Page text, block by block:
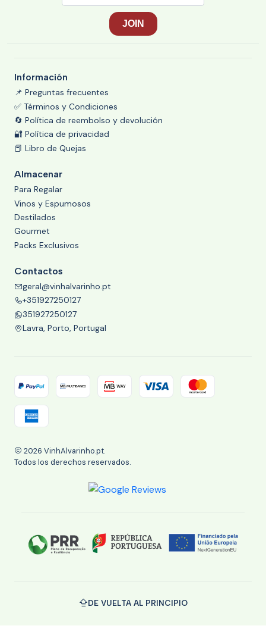
Información
📌 Preguntas frecuentes
✅ Términos y Condiciones
🔄 Política de reembolso y devolución
🔐 Política de privacidad
📕 Libro de Quejas
Almacenar
Para Regalar
Vinos y Espumosos
Destilados
Gourmet
Packs Exclusivos
Contactos
geral@vinhalvarinho.pt
+351927250127
351927250127
Lavra, Porto, Portugal
2026 VinhAlvarinho.pt.
Todos los derechos reservados.
DE VUELTA AL PRINCIPIO